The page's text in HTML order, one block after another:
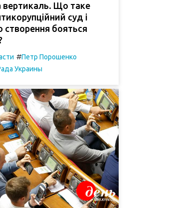
вертикаль. Що таке
суд і
створення бояться
#Петр Порошенко
Украины